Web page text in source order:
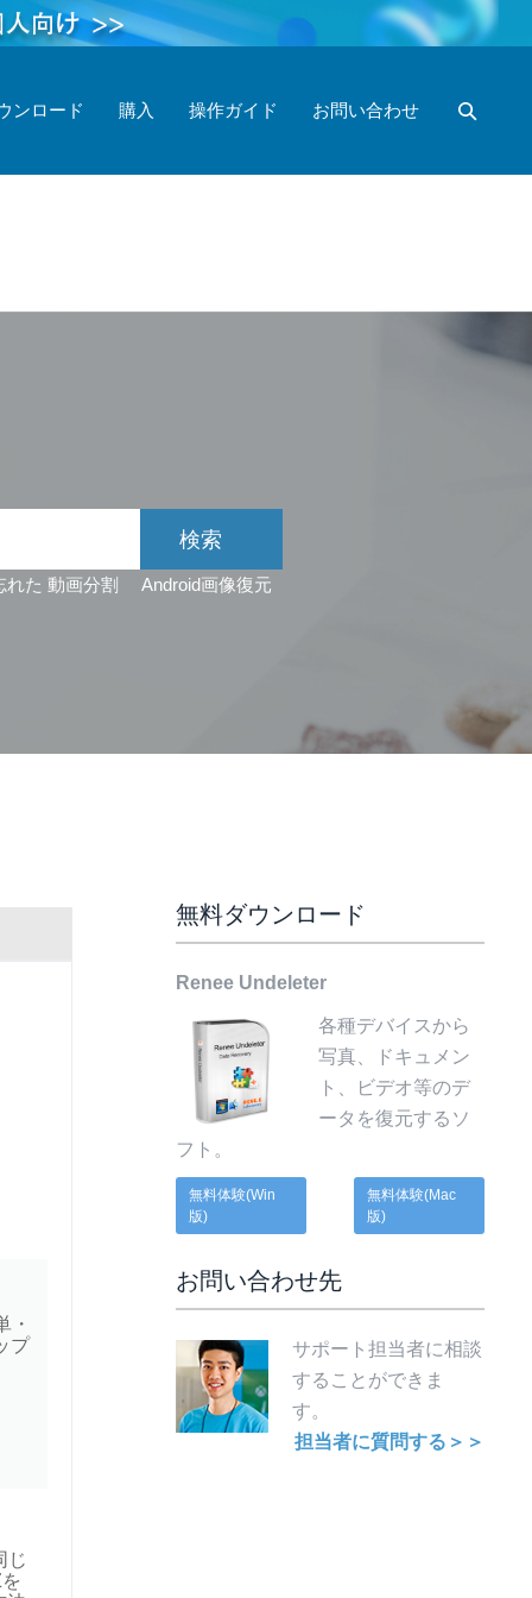
ンロード 購入 操作ガイド お問い合わせ
れた 動画分割 Android画像復元
・
プ
じ
無料ダウンロード
Renee Undeleter
各種デバイスから
写真、ドキュメン
ト、ビデオ等のデ
ータを復元するソ
フト。
無料体験(Win
版)
無料体験(Mac
版)
お問い合わせ先
サポート担当者に相談
することができま
す。
担当者に質問する＞＞